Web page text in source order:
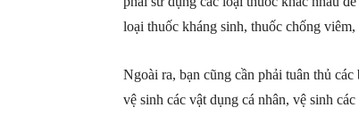
loại thuốc kháng sinh, thuốc chống
Ngoài ra, bạn cũng cần phải tuân thủ
vệ sinh các vật dụng cá nhân, vệ sinh